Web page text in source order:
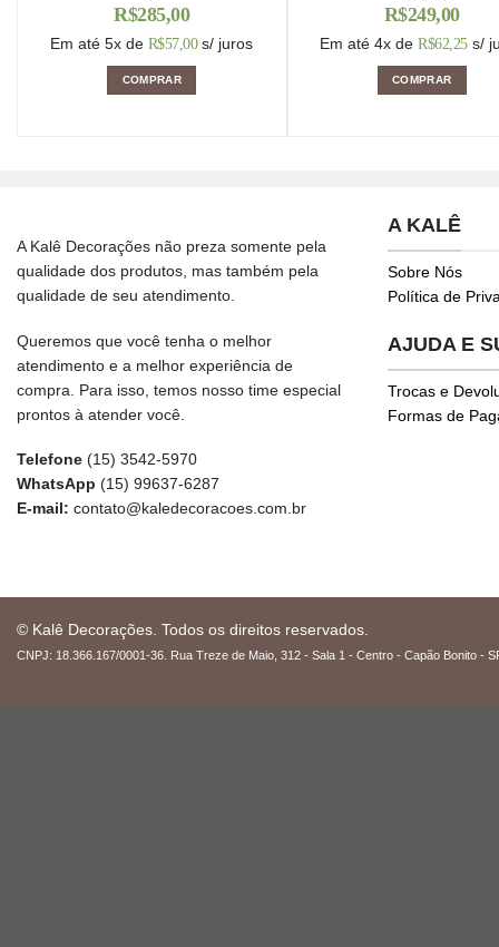
R$285,00
Em até 5x de R$57,00 s/ juros
COMPRAR
R$249,00
Em até 4x de R$62,25 s/
COMPRAR
A Kalê Decorações não preza somente pela
qualidade dos produtos, mas também pela
qualidade de seu atendimento.
Queremos que você tenha o melhor
atendimento e a melhor experiência de
compra. Para isso, temos nosso time especial
prontos à atender você.
Telefone (15) 3542-5970
WhatsApp (15) 99637-6287
E-mail: contato@kaledecoracoes.com.br
A KALÊ
Sobre Nós
Política de
AJUDA E
Trocas e
Formas de
© Kalê Decorações. Todos os direitos reservados.
CNPJ: 18.366.167/0001-36. Rua Treze de Maio, 312 - Sala 1 - Centro - Capão Bonito -